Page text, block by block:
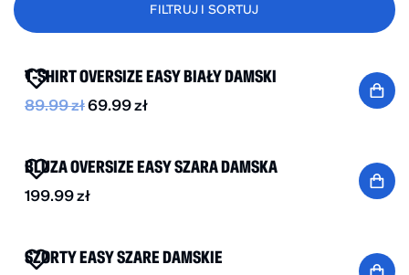
FILTRUJ I SORTUJ
-20%
T-SHIRT OVERSIZE EASY BIAŁY DAMSKI
89.99zł69.99zł
BLUZA OVERSIZE EASY SZARA DAMSKA
199.99zł
SZORTY EASY SZARE DAMSKIE